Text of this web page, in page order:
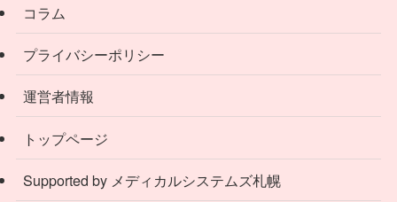
コラム
プライバシーポリシー
運営者情報
トップページ
Supported by メディカルシステムズ札幌